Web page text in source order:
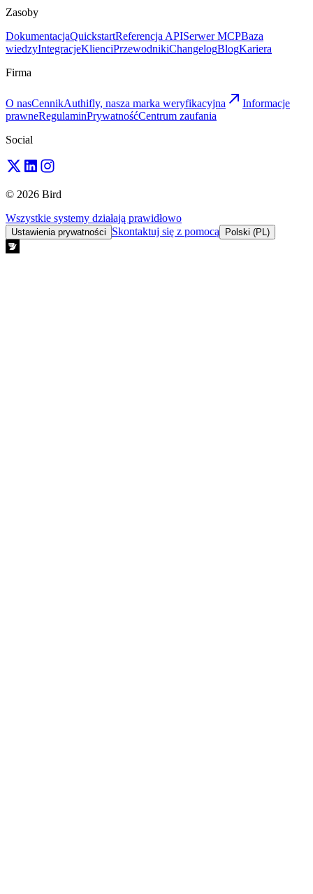
Zasoby
DokumentacjaQuickstartReferencja APISerwer MCPBaza
wiedzyIntegracjeKlienciPrzewodnikiChangelogBlogKariera
Firma
O nasCennikAuthifly, nasza marka weryfikacyjna
Informacje
prawneRegulaminPrywatnośćCentrum zaufania
Social
© 2026 Bird
Wszystkie systemy działają prawidłowo
Ustawienia prywatności Skontaktuj się z pomocą Polski (PL)